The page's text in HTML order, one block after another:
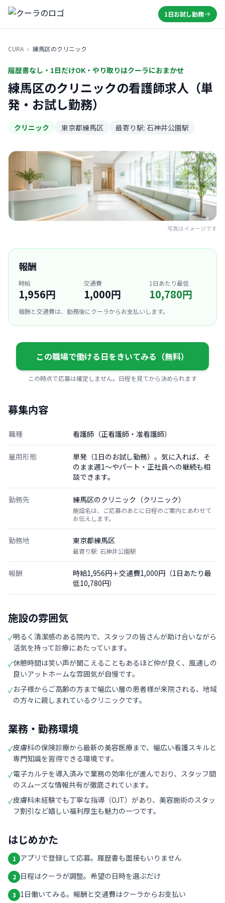
1日お試し勤務
CURA › 練馬区のクリニック
履歴書なし・1日だけOK・やり取りはクーラにおまかせ
練馬区のクリニックの看護師求人（単
発・お試し勤務）
クリニック 東京都練馬区 最寄り駅: 石神井公園駅
写真はイメージです
報酬
時給
1,956円
交通費
1,000円
1日あたり最低
10,780円
報酬と交通費は、勤務後にクーラからお支払いします。
この職場で働ける日をきいてみる（無料）
この時点で応募は確定しません。日程を見てから決められます
募集内容
職種 看護師（正看護師・准看護師）
雇用形態
単発（1日のお試し勤務）。気に入れば、そ
のまま週1〜やパート・正社員への継続も相
談できます。
勤務先 練馬区のクリニック（クリニック）
施設名は、ご応募のあとに日程のご案内とあわせて
お伝えします。
勤務地 東京都練馬区
最寄り駅: 石神井公園駅
報酬
時給1,956円＋交通費1,000円（1日あたり最
低10,780円）
施設の雰囲気
✓明るく清潔感のある院内で、スタッフの皆さんが助け合いながら
活気を持って診療にあたっています。
✓休憩時間は笑い声が聞こえることもあるほど仲が良く、風通しの
良いアットホームな雰囲気が自慢です。
✓お子様からご高齢の方まで幅広い層の患者様が来院される、地域
の方々に親しまれているクリニックです。
業務・勤務環境
✓皮膚科の保険診療から最新の美容医療まで、幅広い看護スキルと
専門知識を習得できる環境です。
✓電子カルテを導入済みで業務の効率化が進んでおり、スタッフ間
のスムーズな情報共有が徹底されています。
✓皮膚科未経験でも丁寧な指導（OJT）があり、美容施術のスタッ
フ割引など嬉しい福利厚生も魅力の一つです。
はじめかた
1 アプリで登録して応募。履歴書も面接もいりません
2 日程はクーラが調整。希望の日時を選ぶだけ
3 1日働いてみる。報酬と交通費はクーラからお支払い